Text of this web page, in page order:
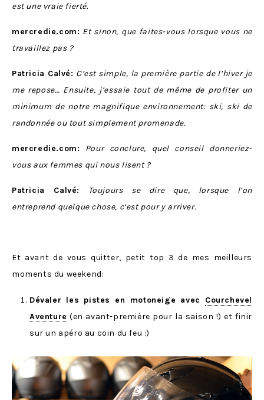
est une vraie fierté.
mercredie.com: Et sinon, que faites-vous lorsque vous ne
travaillez pas ?
Patricia Calvé: C’est simple, la première partie de l’hiver je
me repose… Ensuite, j’essaie tout de même de profiter un
minimum de notre magnifique environnement: ski, ski de
randonnée ou tout simplement promenade.
mercredie.com:
Pour conclure, quel conseil donneriez-
vous aux femmes qui nous lisent ?
Patricia Calvé:
Toujours se dire que, lorsque l’on
entreprend quelque chose, c’est pour y arriver.
Et avant de vous quitter, petit top 3 de mes meilleurs
moments du weekend:
Dévaler les pistes en motoneige avec Courchevel
Aventure (en avant-première pour la saison !) et finir
sur un apéro au coin du feu :)